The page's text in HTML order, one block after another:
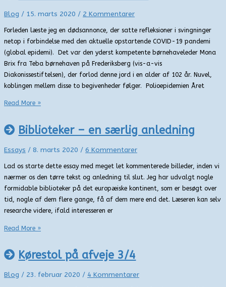
Blog / 15. marts 2020 / 2 Kommentarer
Forleden læste jeg en dødsannonce, der satte refleksioner i svingninger
netop i forbindelse med den aktuelle opstartende COVID-19 pandemi
(global epidemi). Det var den yderst kompetente børnehaveleder Mona
Brix fra Teba børnehaven på Frederiksberg (vis-a-vis
Diakonissestiftelsen), der forlod denne jord i en alder af 102 år. Nuvel,
koblingen mellem disse to begivenheder følger. Polioepidemien Året
Afsmittende
Read More »
Biblioteker – en særlig anledning
Essays / 8. marts 2020 / 6 Kommentarer
Lad os starte dette essay med meget let kommenterede billeder, inden vi
nærmer os den tørre tekst og anledning til slut. Jeg har udvalgt nogle
formidable biblioteker på det europæiske kontinent, som er besøgt over
tid, nogle af dem flere gange, få af dem mere end det. Læseren kan selv
researche videre, ifald interesseren er
Biblioteker
en
særlig
anledning
Read More »
Kørestol på afveje 3/4
Blog / 23. februar 2020 / 4 Kommentarer